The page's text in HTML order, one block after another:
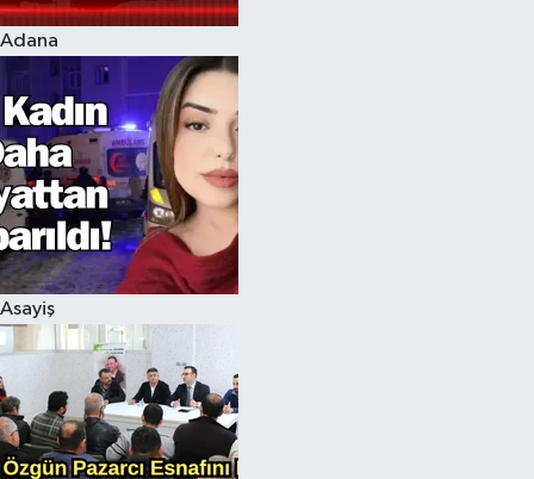
Adana
Asayiş